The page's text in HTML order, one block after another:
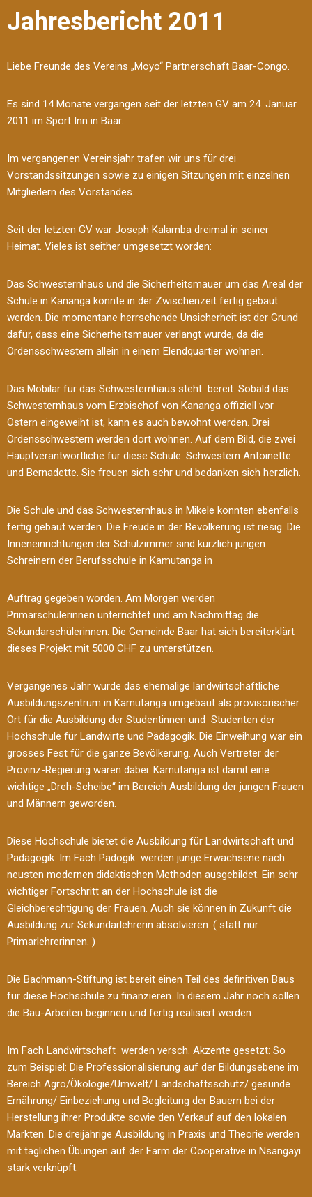
Jahresbericht 2011
Liebe Freunde des Vereins „Moyo“ Partnerschaft Baar-Congo.
Es sind 14 Monate vergangen seit der letzten GV am 24. Januar
2011 im Sport Inn in Baar.
Im vergangenen Vereinsjahr trafen wir uns für drei
Vorstandssitzungen sowie zu einigen Sitzungen mit einzelnen
Mitgliedern des Vorstandes.
Seit der letzten GV war Joseph Kalamba dreimal in seiner
Heimat. Vieles ist seither umgesetzt worden:
Das Schwesternhaus und die Sicherheitsmauer um das Areal der
Schule in Kananga konnte in der Zwischenzeit fertig gebaut
werden. Die momentane herrschende Unsicherheit ist der Grund
dafür, dass eine Sicherheitsmauer verlangt wurde, da die
Ordensschwestern allein in einem Elendquartier wohnen.
Das Mobilar für das Schwesternhaus steht bereit. Sobald das
Schwesternhaus vom Erzbischof von Kananga offiziell vor
Ostern eingeweiht ist, kann es auch bewohnt werden. Drei
Ordensschwestern werden dort wohnen. Auf dem Bild, die zwei
Hauptverantwortliche für diese Schule: Schwestern Antoinette
und Bernadette. Sie freuen sich sehr und bedanken sich herzlich.
Die Schule und das Schwesternhaus in Mikele konnten ebenfalls
fertig gebaut werden. Die Freude in der Bevölkerung ist riesig. Die
Inneneinrichtungen der Schulzimmer sind kürzlich jungen
Schreinern der Berufsschule in Kamutanga in
Auftrag gegeben worden. Am Morgen werden
Primarschülerinnen unterrichtet und am Nachmittag die
Sekundarschülerinnen. Die Gemeinde Baar hat sich bereiterklärt
dieses Projekt mit 5000 CHF zu unterstützen.
Vergangenes Jahr wurde das ehemalige landwirtschaftliche
Ausbildungszentrum in Kamutanga umgebaut als provisorischer
Ort für die Ausbildung der Studentinnen und Studenten der
Hochschule für Landwirte und Pädagogik. Die Einweihung war ein
grosses Fest für die ganze Bevölkerung. Auch Vertreter der
Provinz-Regierung waren dabei. Kamutanga ist damit eine
wichtige „Dreh-Scheibe“ im Bereich Ausbildung der jungen Frauen
und Männern geworden.
Diese Hochschule bietet die Ausbildung für Landwirtschaft und
Pädagogik. Im Fach Pädogik werden junge Erwachsene nach
neusten modernen didaktischen Methoden ausgebildet. Ein sehr
wichtiger Fortschritt an der Hochschule ist die
Gleichberechtigung der Frauen. Auch sie können in Zukunft die
Ausbildung zur Sekundarlehrerin absolvieren. ( statt nur
Primarlehrerinnen. )
Die Bachmann-Stiftung ist bereit einen Teil des definitiven Baus
für diese Hochschule zu finanzieren. In diesem Jahr noch sollen
die Bau-Arbeiten beginnen und fertig realisiert werden.
Im Fach Landwirtschaft werden versch. Akzente gesetzt: So
zum Beispiel: Die Professionalisierung auf der Bildungsebene im
Bereich Agro/Ökologie/Umwelt/ Landschaftsschutz/ gesunde
Ernährung/ Einbeziehung und Begleitung der Bauern bei der
Herstellung ihrer Produkte sowie den Verkauf auf den lokalen
Märkten. Die dreijährige Ausbildung in Praxis und Theorie werden
mit täglichen Übungen auf der Farm der Cooperative in Nsangayi
stark verknüpft.